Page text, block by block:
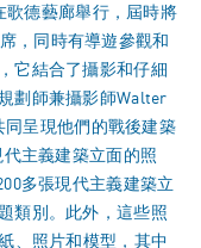
歌德藝廊舉行，屆時將
，同時有導遊參觀和
它結合了攝影和仔細
劃師兼攝影師Walter
呈現他們的戰後建築
主義建築立面的照
多張現代主義建築立
類別。此外，這些照
、照片和模型，其中